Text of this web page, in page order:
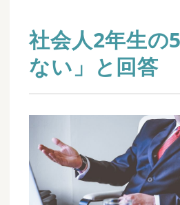
社会人2年生の
ない」と回答